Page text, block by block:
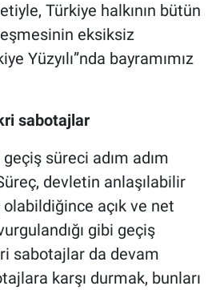
Türkiye halkının bütün
eksiksiz
Yüzyılı”nda bayramımız
sabotajlar
süreci adım adım
devletin anlaşılabilir
açık ve net
gibi geçiş
sabotajlar da devam
karşı durmak, bunları